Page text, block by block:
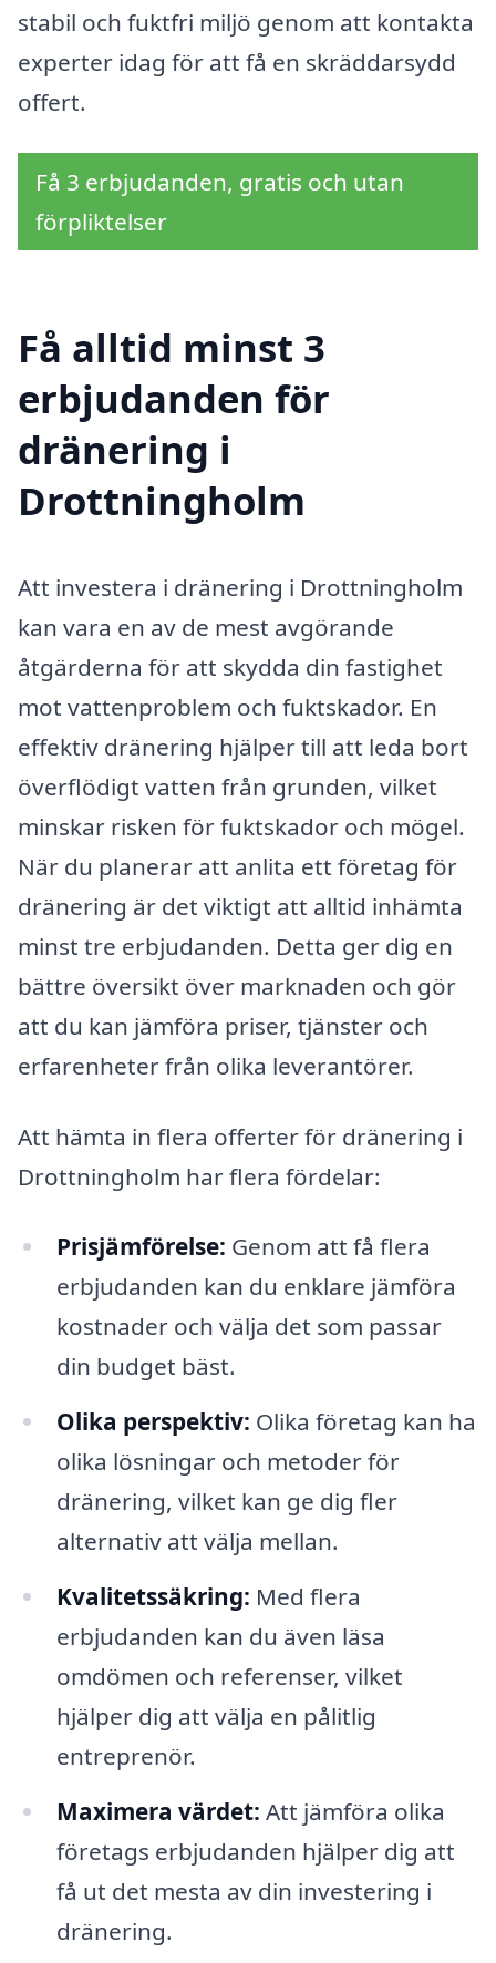
stabil och fuktfri miljö genom att kontakta
experter idag för att få en skräddarsydd
offert.
Få 3 erbjudanden, gratis och utan
förpliktelser
Få alltid minst 3
erbjudanden för
dränering i
Drottningholm
Att investera i dränering i Drottningholm
kan vara en av de mest avgörande
åtgärderna för att skydda din fastighet
mot vattenproblem och fuktskador. En
effektiv dränering hjälper till att leda bort
överflödigt vatten från grunden, vilket
minskar risken för fuktskador och mögel.
När du planerar att anlita ett företag för
dränering är det viktigt att alltid inhämta
minst tre erbjudanden. Detta ger dig en
bättre översikt över marknaden och gör
att du kan jämföra priser, tjänster och
erfarenheter från olika leverantörer.
Att hämta in flera offerter för dränering i
Drottningholm har flera fördelar:
Prisjämförelse: Genom att få flera
erbjudanden kan du enklare jämföra
kostnader och välja det som passar
din budget bäst.
Olika perspektiv: Olika företag kan ha
olika lösningar och metoder för
dränering, vilket kan ge dig fler
alternativ att välja mellan.
Kvalitetssäkring: Med flera
erbjudanden kan du även läsa
omdömen och referenser, vilket
hjälper dig att välja en pålitlig
entreprenör.
Maximera värdet: Att jämföra olika
företags erbjudanden hjälper dig att
få ut det mesta av din investering i
dränering.